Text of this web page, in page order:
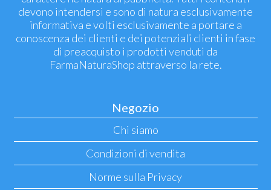
devono intendersi e sono di natura esclusivamente
informativa e volti esclusivamente a portare a
conoscenza dei clienti e dei potenziali clienti in fase
di preacquisto i prodotti venduti da
FarmaNaturaShop attraverso la rete.
Negozio
Chi siamo
Condizioni di vendita
Norme sulla Privacy